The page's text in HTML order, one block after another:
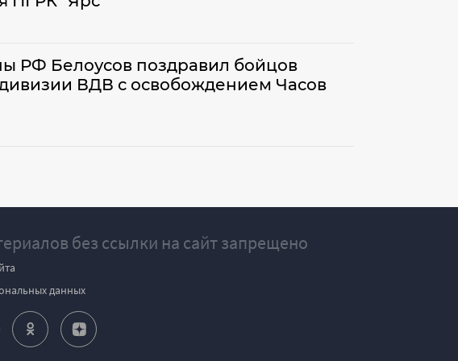
РФ Белоусов поздравил бойцов
ВДВ с освобождением Часов
без ссылки на сайт запрещено
данных